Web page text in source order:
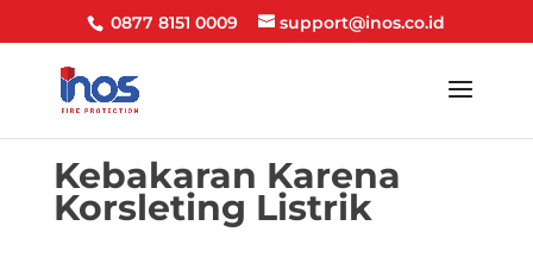
0877 8151 0009 support@inos.co.id
Kebakaran Karena
Korsleting Listrik